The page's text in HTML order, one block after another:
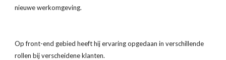
nieuwe werkomgeving.
Op front-end gebied heeft hij ervaring opgedaan in verschillende
rollen bij verscheidene klanten.